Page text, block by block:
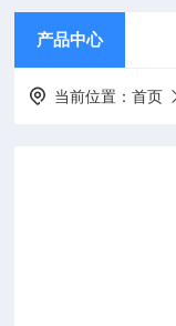
产品中心
当前位置：首页